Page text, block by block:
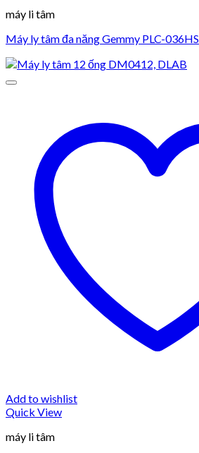
máy li tâm
Máy ly tâm đa năng Gemmy PLC-036HS
Add to wishlist
Quick View
máy li tâm